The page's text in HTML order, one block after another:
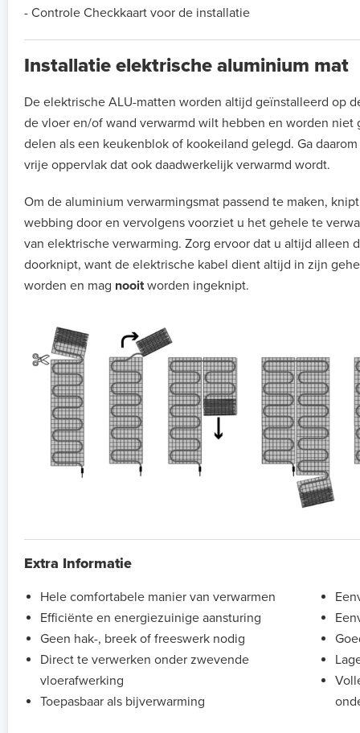
- Controle Checkkaart voor de installatie
Installatie elektrische aluminium mat
De elektrische ALU-matten worden altijd geïnstalleerd op
de vloer en/of wand verwarmd wilt hebben en worden niet
delen als een keukenblok of kookeiland gelegd. Ga
vrije oppervlak dat ook daadwerkelijk verwarmd wordt.
Om de aluminium verwarmingsmat passend te maken,
webbing door en vervolgens voorziet u het gehele te
van elektrische verwarming. Zorg ervoor dat u altijd alleen
doorknipt, want de elektrische kabel dient altijd in zijn
worden en mag nooitworden ingeknipt.
Extra Informatie
Hele comfortabele manier van verwarmen
Efficiënte en energiezuinige aansturing
Geen hak-, breek of freeswerk nodig
Direct te verwerken onder zwevende
vloerafwerking
Toepasbaar als bijverwarming